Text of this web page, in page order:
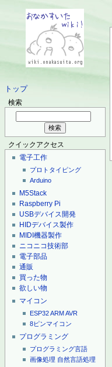
トップ
検索
クイックアクセス
電子工作
プロトタイピング
Arduino
M5Stack
Raspberry Pi
USBデバイス開発
HIDデバイス製作
MIDI機器製作
ニコニコ技術部
電子部品
通販
買った物
欲しい物
マイコン
ESP32ARMAVR
8ピンマイコン
プログラミング
プログラミング言語
画像処理 自然言語処理